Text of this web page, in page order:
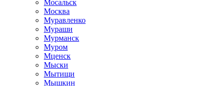
Мосальск
Москва
Муравленко
Мураши
Мурманск
Муром
Мценск
Мыски
Мытищи
Мышкин